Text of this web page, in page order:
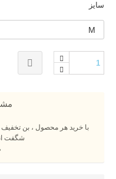
سایز
با خرید هر محصول ، بن
شگفت